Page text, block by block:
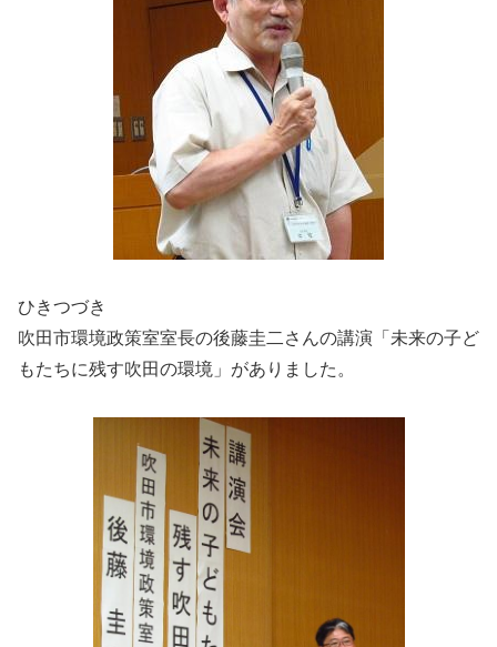
ひきつづき
吹田市環境政策室室長の後藤圭二さんの講演「未来の子ど
もたちに残す吹田の環境」がありました。